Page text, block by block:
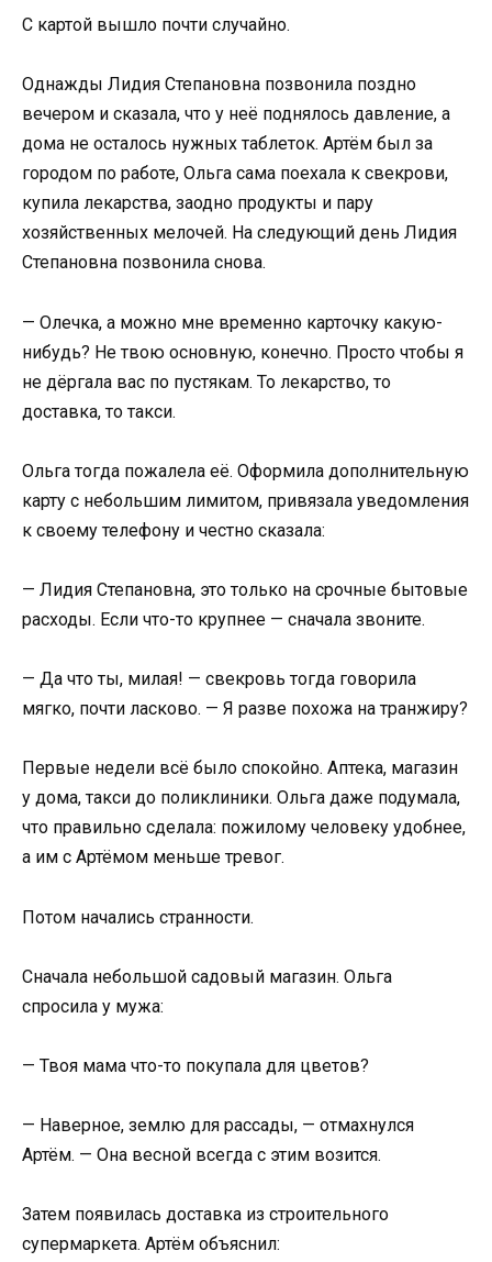
С картой вышло почти случайно.
Однажды Лидия Степановна позвонила поздно
вечером и сказала, что у неё поднялось давление, а
дома не осталось нужных таблеток. Артём был за
городом по работе, Ольга сама поехала к свекрови,
купила лекарства, заодно продукты и пару
хозяйственных мелочей. На следующий день Лидия
Степановна позвонила снова.
— Олечка, а можно мне временно карточку какую-
нибудь? Не твою основную, конечно. Просто чтобы я
не дёргала вас по пустякам. То лекарство, то
доставка, то такси.
Ольга тогда пожалела её. Оформила дополнительную
карту с небольшим лимитом, привязала уведомления
к своему телефону и честно сказала:
— Лидия Степановна, это только на срочные бытовые
расходы. Если что-то крупнее — сначала звоните.
— Да что ты, милая! — свекровь тогда говорила
мягко, почти ласково. — Я разве похожа на транжиру?
Первые недели всё было спокойно. Аптека, магазин
у дома, такси до поликлиники. Ольга даже подумала,
что правильно сделала: пожилому человеку удобнее,
а им с Артёмом меньше тревог.
Потом начались странности.
Сначала небольшой садовый магазин. Ольга
спросила у мужа:
— Твоя мама что-то покупала для цветов?
— Наверное, землю для рассады, — отмахнулся
Артём. — Она весной всегда с этим возится.
Затем появилась доставка из строительного
супермаркета. Артём объяснил: